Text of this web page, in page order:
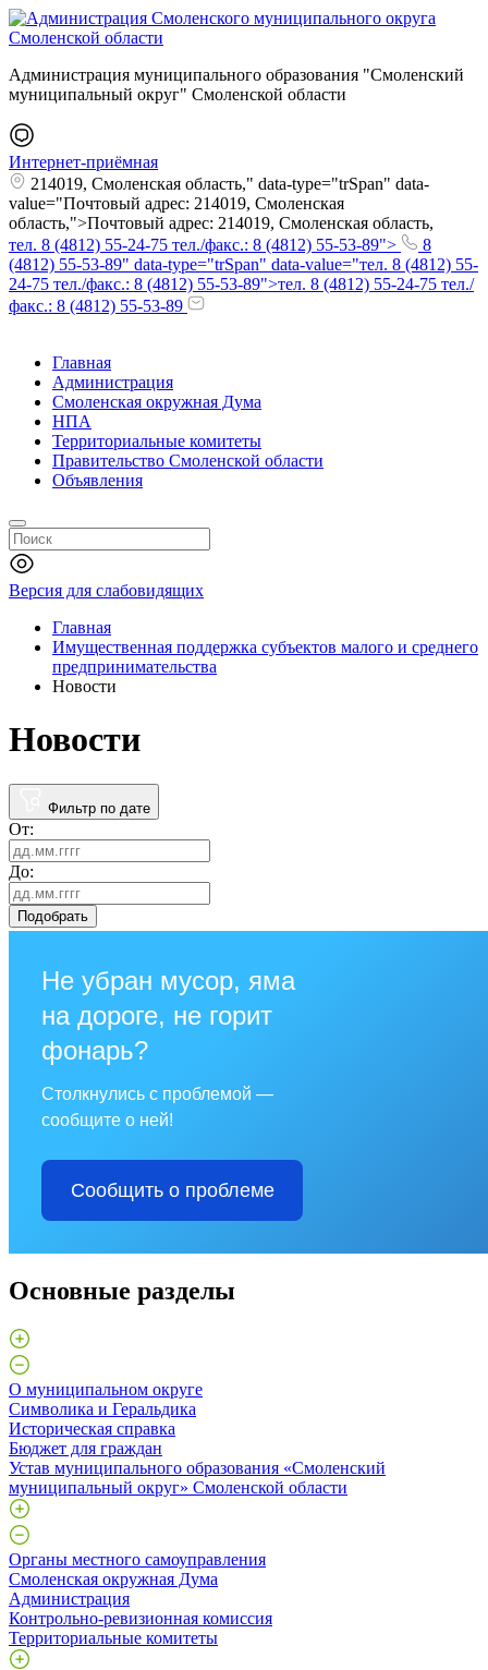
Администрация муниципального образования "Смоленский
муниципальный округ" Смоленской области
Интернет-приёмная
214019, Смоленская область," data-type="trSpan" data-
value="Почтовый адрес: 214019, Смоленская
область,">Почтовый адрес: 214019, Смоленская область,
тел. 8 (4812) 55-24-75 тел./факс.: 8 (4812) 55-53-89">
8
(4812) 55-53-89" data-type="trSpan" data-value="тел. 8 (4812) 55-
24-75 тел./факс.: 8 (4812) 55-53-89">тел. 8 (4812) 55-24-75 тел./
факс.: 8 (4812) 55-53-89
Главная
Администрация
Смоленская окружная Дума
НПА
Территориальные комитеты
Правительство Смоленской области
Объявления
Версия для слабовидящих
Главная
Имущественная поддержка субъектов малого и среднего
предпринимательства
Новости
Новости
Фильтр по дате
От:
До:
Подобрать
Не убран мусор, яма
на дороге, не горит
фонарь?
Столкнулись с проблемой —
сообщите о ней!
Сообщить о проблеме
Основные разделы
О муниципальном округе
Символика и Геральдика
Историческая справка
Бюджет для граждан
Устав муниципального образования «Смоленский
муниципальный округ» Смоленской области
Органы местного самоуправления
Смоленская окружная Дума
Администрация
Контрольно-ревизионная комиссия
Территориальные комитеты